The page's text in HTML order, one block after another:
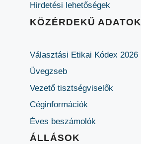
Hirdetési lehetőségek
KÖZÉRDEKŰ ADATOK
Választási Etikai Kódex 2026
Üvegzseb
Vezető tisztségviselők
Céginformációk
Éves beszámolók
ÁLLÁSOK